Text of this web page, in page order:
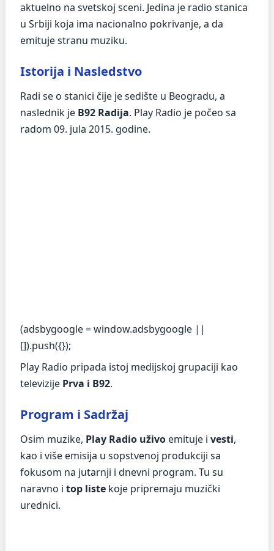
aktuelno na svetskoj sceni. Jedina je radio stanica
u Srbiji koja ima nacionalno pokrivanje, a da
emituje stranu muziku.
Istorija i Nasledstvo
Radi se o stanici čije je sedište u Beogradu, a
naslednik je B92 Radija. Play Radio je počeo sa
radom 09. jula 2015. godine.
(adsbygoogle = window.adsbygoogle ||
[]).push({});
Play Radio pripada istoj medijskoj grupaciji kao
televizije Prva i B92.
Program i Sadržaj
Osim muzike, Play Radio uživo emituje i vesti,
kao i više emisija u sopstvenoj produkciji sa
fokusom na jutarnji i dnevni program. Tu su
naravno i top liste koje pripremaju muzički
urednici.